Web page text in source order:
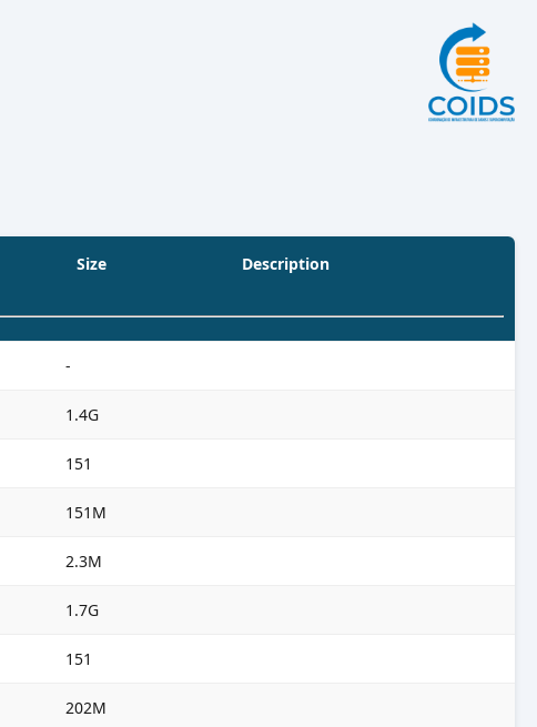
Size Description
-
1.4G
151
151M
2.3M
1.7G
151
202M